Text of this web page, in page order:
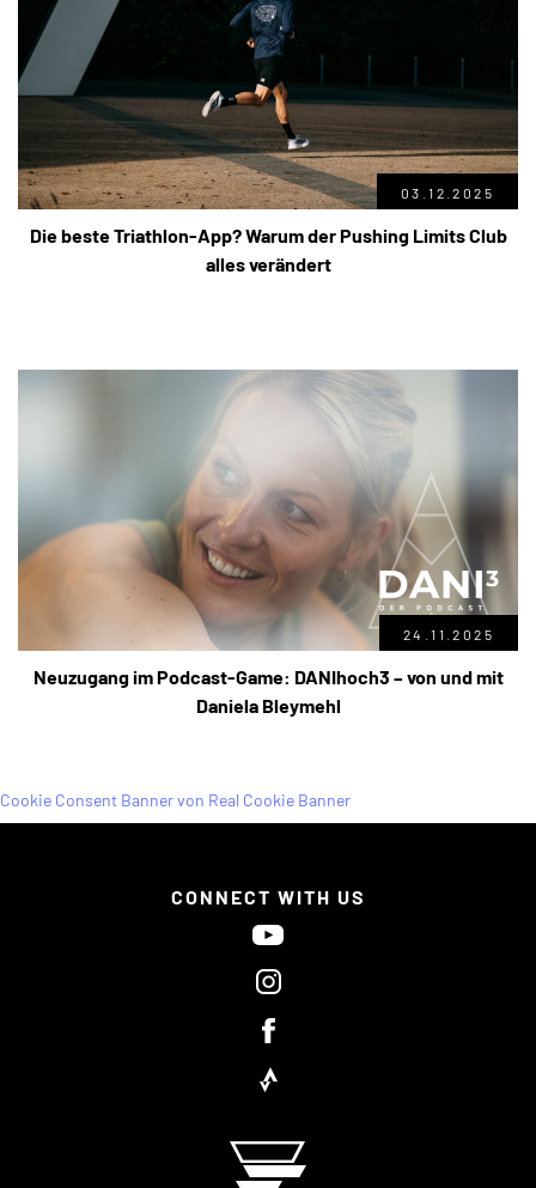
03.12.2025
Die beste Triathlon-App? Warum der Pushing Limits Club
alles verändert
24.11.2025
Neuzugang im Podcast-Game: DANIhoch3 – von und mit
Daniela Bleymehl
CONNECT WITH US
Cookie Consent Banner von Real Cookie Banner